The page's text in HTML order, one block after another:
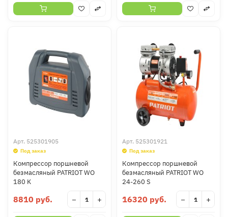
Арт. 525301905
Под заказ
Компрессор поршневой
безмасляный PATRIOT WO
180 K
8810 руб. − +
Арт. 525301921
Под заказ
Компрессор поршневой
безмасляный PATRIOT WO
24-260 S
16320 руб. − +